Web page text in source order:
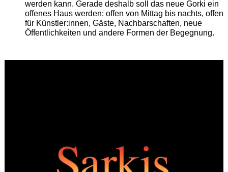
werden kann. Gerade deshalb soll das neue Gorki ein
offenes Haus werden: offen von Mittag bis nachts, offen
für Künstler:innen, Gäste, Nachbarschaften, neue
Öffentlichkeiten und andere Formen der Begegnung.